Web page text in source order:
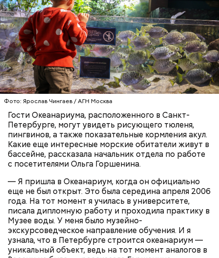
Фото: Ярослав Чингаев / АГН Москва
Гости Океанариума, расположенного в Санкт-
Петербурге, могут увидеть рисующего тюленя,
пингвинов, а также показательные кормления акул.
Какие еще интересные морские обитатели живут в
бассейне, рассказала начальник отдела по работе
с посетителями Ольга Горшенина.
— Я пришла в Океанариум, когда он официально
еще не был открыт. Это была середина апреля 2006
года. На тот момент я училась в университете,
писала дипломную работу и проходила практику в
Музее воды. У меня было музейно-
экскурсоведческое направление обучения. И я
узнала, что в Петербурге строится океанариум —
уникальный объект, ведь на тот момент аналогов в
День малины со сливками отмечается в США в
честь вкусового сочетания этой ягоды со сливками.
В этот праздник люди едят не только малину со
сливками, но и другие десерты на основе этих
двух ингредиентов. Их можно купить в магазине
или сделать самостоятельно вместе со своими
родными и близкими.
кабачок;
— Кабачки нужно натереть длинными слайсами
(это можно сделать на специальной терке),
похожими на спагетти, и уложить в противень.
Дальше нужно добавить немного растительного
масла, соль, а сверху бросить хаотично
порезанную брынзу. Затем добавляются помидоры
черри или грунтовые, — рассказал шеф-повар.
— Там может содержаться огромное количество
нитратов, которое вызовет головокружение,
гипоксию и ухудшение физического состояния, —
предостерегла Соломатина.
Также не нужно есть дыню до корки, потому что
именно там скапливаются нитраты. И важно
тщательно ее мыть, чтобы не отравиться, добавила
собеседница «ВМ».